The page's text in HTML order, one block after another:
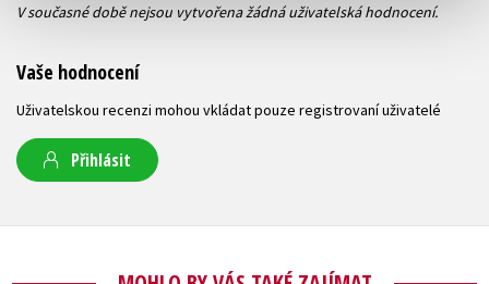
V současné době nejsou vytvořena žádná uživatelská hodnocení.
Vaše hodnocení
Uživatelskou recenzi mohou vkládat pouze registrovaní uživatelé
Přihlásit